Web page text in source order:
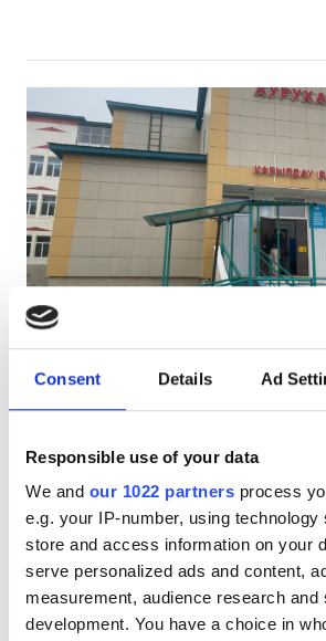
Consent Details Ad
Responsible use of your data
We and our 1022 partners process
e.g. your IP-number, using
store and access information on your
serve personalized ads and content,
measurement, audience research and
development. You have a choice in
Қабылдайды
АИТВ пациенттері
В гепатиті бар пациенттер
С гепатиті бар пациенттер
GHIC
Сусындар мен жеңіл тағамдар
Тегін WiFi
Теледидар экрандары
Тегін трансфер
Diaverum Haemodialysis
Kazaly, Kazakhstan
11.32 км қала орталығынан
Сусындар мен жеңіл тағамдар
Тегін
ем үшін
HD диализ €140